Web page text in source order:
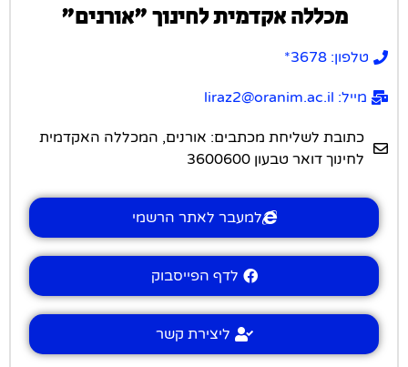
מכללה אקדמית לחינוך "אורנים"
טלפון: 3678*
מייל: liraz2@oranim.ac.il ​​​
כתובת לשליחת מכתבים: אורנים, המכללה האקדמית
לחינוך דואר טבעון 3600600
למעבר לאתר הרשמי
לדף הפייסבוק
ליצירת קשר